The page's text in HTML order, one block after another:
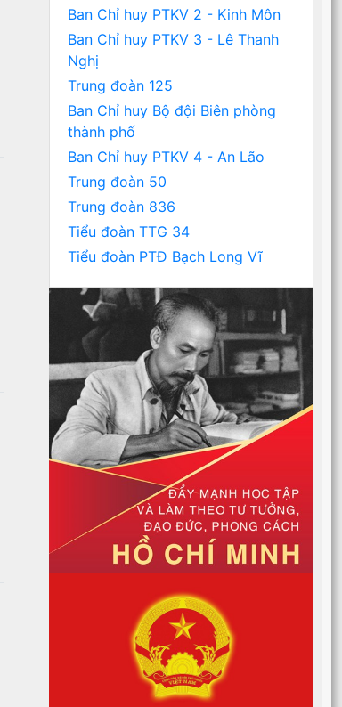
Ban Chỉ huy PTKV 2 - Kinh Môn
Ban Chỉ huy PTKV 3 - Lê Thanh
Nghị
Trung đoàn 125
Ban Chỉ huy Bộ đội Biên phòng
thành phố
Ban Chỉ huy PTKV 4 - An Lão
Trung đoàn 50
Trung đoàn 836
Tiểu đoàn TTG 34
Tiểu đoàn PTĐ Bạch Long Vĩ